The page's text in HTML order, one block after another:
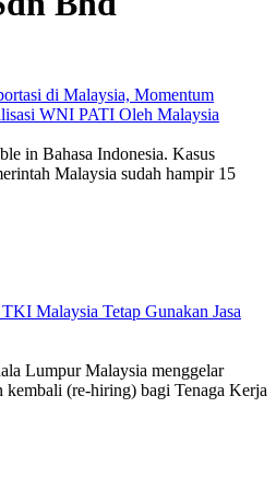
di Malaysia, Momentum
WNI PATI Oleh Malaysia
in Bahasa Indonesia. Kasus
Malaysia sudah hampir 15
Malaysia Tetap Gunakan Jasa
Lumpur Malaysia menggelar
kembali (re-hiring) bagi Tenaga Kerja